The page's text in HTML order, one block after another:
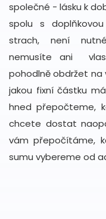
společné - lásku k
spolu s
strach, není
nemusíte ani
pohodlně obdržet na
jakou fixní částku
hned přepočteme,
chcete dostat
vám přepočítáme,
sumu vybereme od